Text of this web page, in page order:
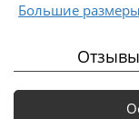
Большие размеры
Отзывы